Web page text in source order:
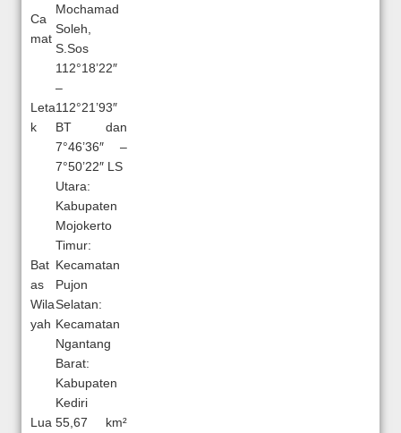
Ca
mat
Mochamad
Soleh,
S.Sos
Leta
k
112°18’22″
–
112°21’93″
BT dan
7°46’36″ –
7°50’22″ LS
Bat
as
Wila
yah
Utara:
Kabupaten
Mojokerto
Timur:
Kecamatan
Pujon
Selatan:
Kecamatan
Ngantang
Barat:
Kabupaten
Kediri
Lua 55,67 km²